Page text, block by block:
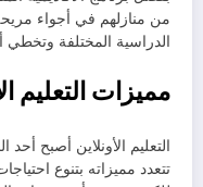
من منازلهم في أجواء
الدراسية المختلفة وتخطي
مميزات التعليم
التعليم الأونلاين أصبح
تتعدد مميزاته بتنوع